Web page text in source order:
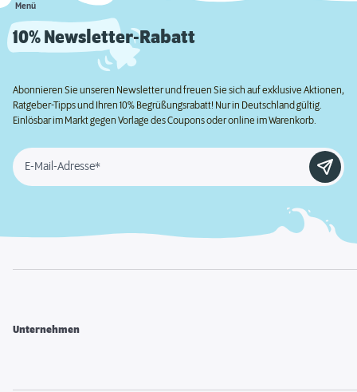
Menü
10% Newsletter-Rabatt
Abonnieren Sie unseren Newsletter und freuen Sie sich auf exklusive Aktionen,
Ratgeber-Tipps und Ihren 10% Begrüßungsrabatt! Nur in Deutschland gültig.
Einlösbar im Markt gegen Vorlage des Coupons oder online im Warenkorb.
E-Mail-Adresse*
Unternehmen